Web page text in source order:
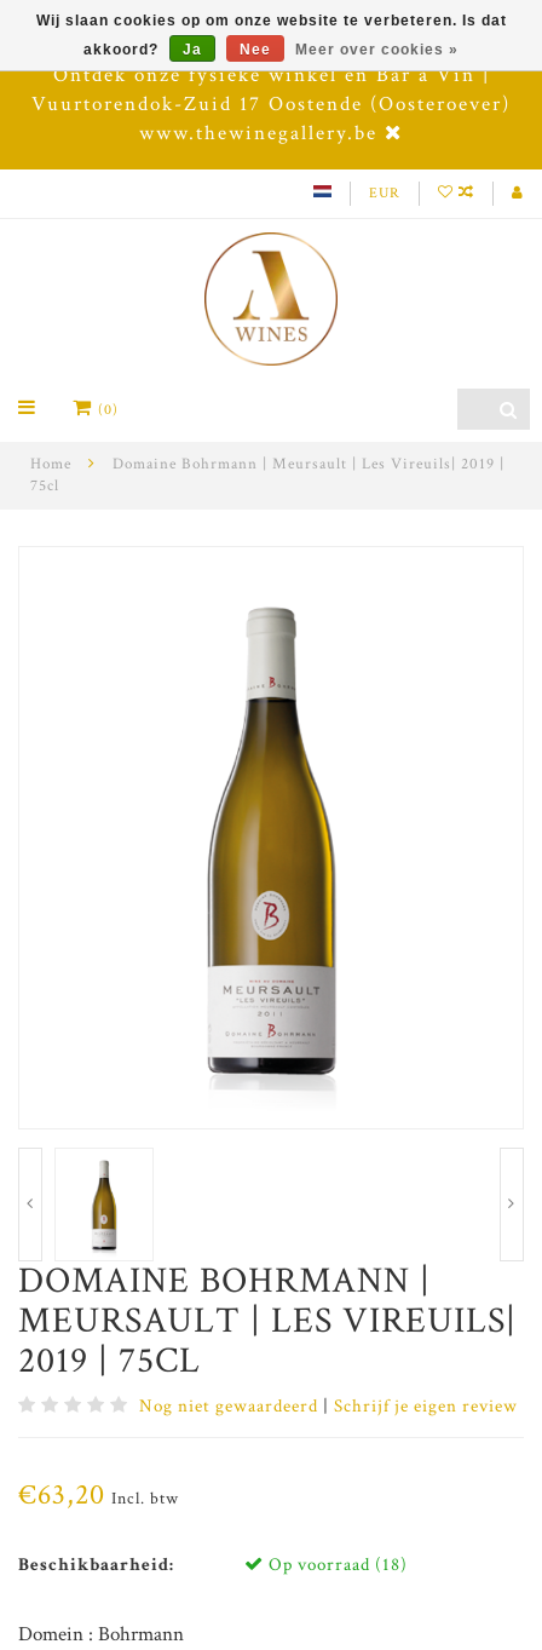
Ontdek onze fysieke winkel en Bar à Vin |
Vuurtorendok-Zuid 17 Oostende (Oosteroever)
www.thewinegallery.be
EUR
(0)
Home
Domaine Bohrmann | Meursault | Les Vireuils| 2019 |
75cl
DOMAINE BOHRMANN |
MEURSAULT | LES VIREUILS|
2019 | 75CL
Nog niet gewaardeerd | Schrijf je eigen review
€63,20 Incl. btw
Beschikbaarheid: Op voorraad (18)
Domein : Bohrmann
Wij slaan cookies op om onze website te verbeteren. Is dat
akkoord?
Ja Nee Meer over cookies »